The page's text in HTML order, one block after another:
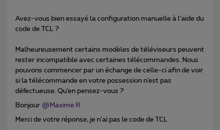
Avez-vous bien essayé la configuration manuelle à l’aide du
code de TCL ?
Malheureusement certains modèles de téléviseurs peuvent
rester incompatible avec certaines télécommandes. Nous
pouvons commencer par un échange de celle-ci afin de voir
si la télécommande en votre possession n’est pas
défectueuse. Qu’en pensez-vous ?
Bonjour @Maxime R
Merci de votre réponse, je n’ai pas le code de TCL